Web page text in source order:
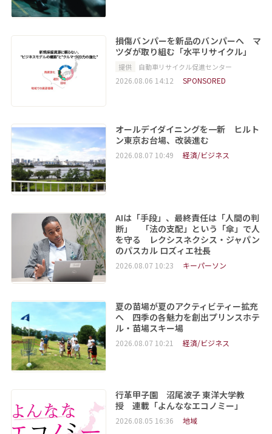
損傷バンパーを新品のバンパーへ マ
ツダが取り組む「水平リサイクル」
提供 自動車リサイクル促進センター
2026.08.06 14:12 SPONSORED
オールデイダイニングを一新 ヒルト
ン東京お台場、改装進む
2026.08.07 10:49 経済/ビジネス
AIは「手段」、最終責任は「人間の判
断」 「法の支配」という「傘」で人
を守る レクシスネクシス・ジャパン
のパスカル ロズィエ社長
2026.08.07 10:23 キーパーソン
夏の苗場が夏のアクティビティー拡充
へ 四季の各魅力を創出プリンスホテ
ル・苗場スキー場
2026.08.07 10:21 経済/ビジネス
行革甲子園 沼尾波子 東洋大学教
授 連載「よんななエコノミー」
2026.08.05 16:36 地域